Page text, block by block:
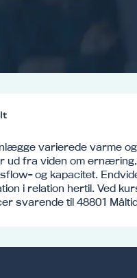
varierede varme
ud fra viden om
og kapacitet.
i relation hertil. Ved
svarende til 48801